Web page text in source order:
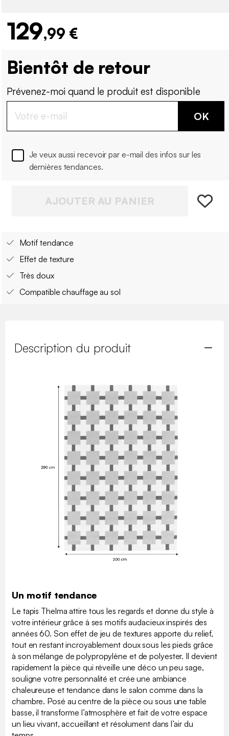
129,99 €
Bientôt de retour
Prévenez-moi quand le produit est disponible
OK
Je veux aussi recevoir par e-mail des infos sur les
dernières tendances.
AJOUTER AU PANIER
Motif tendance
Effet de texture
Très doux
Compatible chauffage au sol
Description du produit
Un motif tendance
Le tapis Thelma attire tous les regards et donne du style à
votre intérieur grâce à ses motifs audacieux inspirés des
années 60. Son effet de jeu de textures apporte du relief,
tout en restant incroyablement doux sous les pieds grâce
à son mélange de polypropylène et de polyester. Il devient
rapidement la pièce qui réveille une déco un peu sage,
souligne votre personnalité et crée une ambiance
chaleureuse et tendance dans le salon comme dans la
chambre. Posé au centre de la pièce ou sous une table
basse, il transforme l’atmosphère et fait de votre espace
un lieu vivant, accueillant et résolument dans l’air du